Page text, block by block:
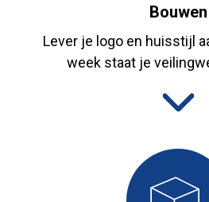
Bouwen
Lever je logo en huisstijl
week staat je